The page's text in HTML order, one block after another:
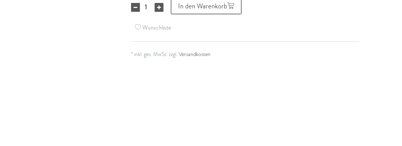
In den Warenkorb
Wunschliste
* inkl. ges. MwSt. zzgl.Versandkosten